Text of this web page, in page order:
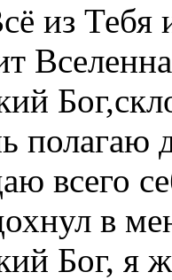
из Тебя
полагаю
всего
в
Бог, я